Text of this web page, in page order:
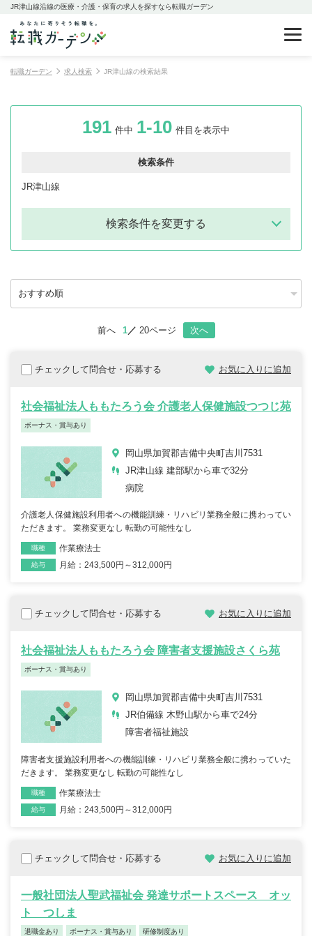
JR津山線沿線の医療・介護・保育の求人を探すなら転職ガーデン
転職ガーデン 求人検索 JR津山線の検索結果
191 件中 1-10 件目を表示中
検索条件
JR津山線
検索条件を変更する
前へ 1 20ページ 次へ
チェックして問合せ・応募する お気に入りに追加
社会福祉法人ももたろう会 介護老人保健施設つつじ苑
ボーナス・賞与あり
岡山県加賀郡吉備中央町吉川7531
JR津山線 建部駅から車で32分
病院
介護老人保健施設利用者への機能訓練・リハビリ業務全般に携わってい
ただきます。 業務変更なし 転勤の可能性なし
職種 作業療法士
雇用形態
給与 月給：243,500円～312,000円
チェックして問合せ・応募する お気に入りに追加
社会福祉法人ももたろう会 障害者支援施設さくら苑
ボーナス・賞与あり
岡山県加賀郡吉備中央町吉川7531
JR伯備線 木野山駅から車で24分
障害者福祉施設
障害者支援施設利用者への機能訓練・リハビリ業務全般に携わっていた
だきます。 業務変更なし 転勤の可能性なし
職種 作業療法士
雇用形態
給与 月給：243,500円～312,000円
チェックして問合せ・応募する お気に入りに追加
一般社団法人聖武福祉会 発達サポートスペース オッ
ト つしま
退職金あり ボーナス・賞与あり 研修制度あり